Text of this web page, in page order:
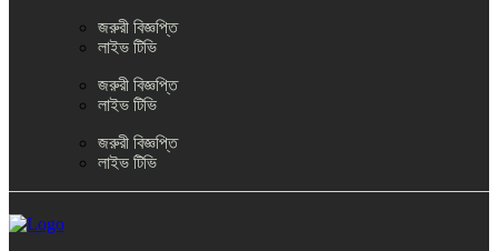
জরুরী বিজ্ঞপ্তি
লাইভ টিভি
জরুরী বিজ্ঞপ্তি
লাইভ টিভি
জরুরী বিজ্ঞপ্তি
লাইভ টিভি